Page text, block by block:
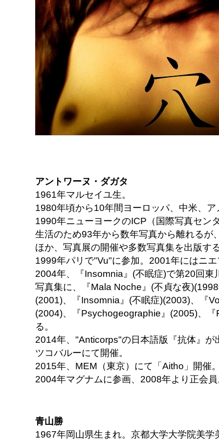
アントワーヌ・ダガタ
1961年マルセイユ生。
1980年頃から10年間ヨーロッパ、中米、
1990年ニューヨークのICP（国際写真セン
生活のため93年から数年写真から離れるが
ほか、写真展の開催や多数写真集を出版す
1999年パリで"Vu"に参加。2001年にはニ
2004年、『Insomnia』(不眠症)で第20回東
写真集に、『Mala Noche』(不貞な夜
(2001)、『Insomnia』(不眠症)(2003)、『
(2004)、『Psychogeographie』(2005)、
る。
2014年、"Anticorps"の日本語版『抗体』が
ツコバルーにて開催。
2015年、MEM（東京）にて「Aitho」開催
2004年マグナムに参画、2008年より正会
青山勝
1967年岡山県生まれ。京都大学大学院美